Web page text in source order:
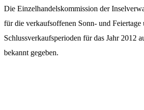
Die Einzelhandelskommission der
für die verkaufsoffenen Sonn- und Feiertage
Schlussverkaufsperioden für das Jahr 2012
bekannt gegeben.